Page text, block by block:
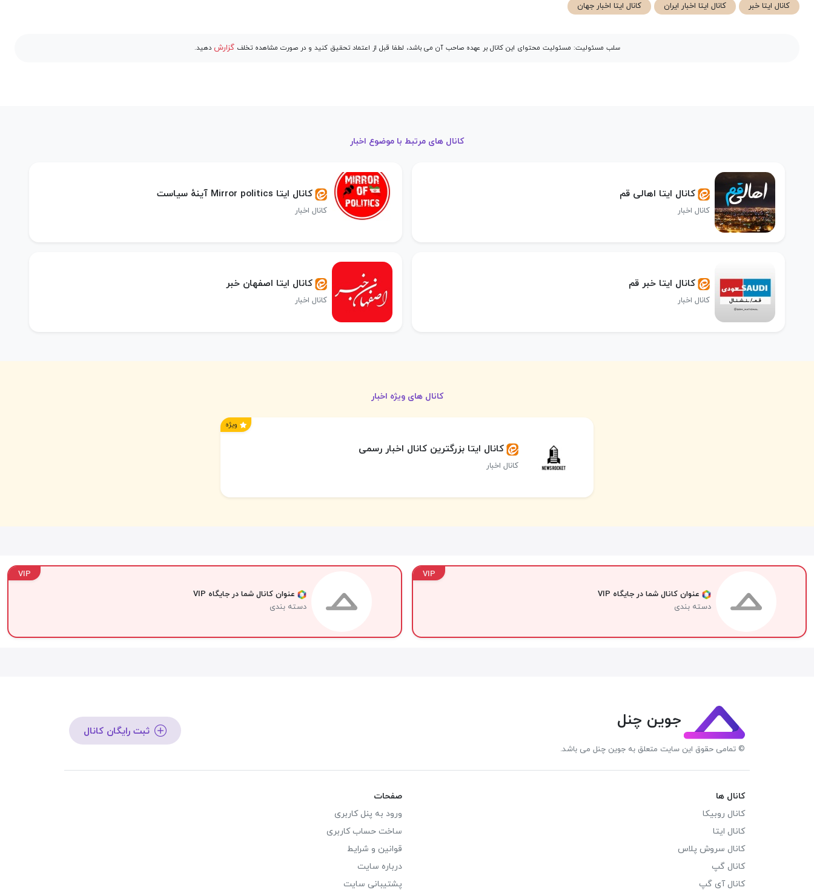
کانال ایتا خبر کانال ایتا اخبار ایران کانال ایتا اخبار جهان
سلب مسئولیت: مسئولیت محتوای این کانال بر عهده صاحب آن می باشد، لطفا قبل از اعتماد تحقیق کنید و در صورت مشاهده تخلفگزارش دهید.
کانال های مرتبط با موضوع اخبار
کانال ایتا اهالی قم
کانال اخبار
کانال ایتا Mirror politics آینهٔ سیاست
کانال اخبار
کانال ایتا خبر قم
کانال اخبار
کانال ایتا اصفهان خبر
کانال اخبار
کانال های ویژه اخبار
ویژه
کانال ایتا بزرگترین کانال اخبار رسمی
کانال اخبار
VIP
عنوان کانال شما در جایگاه VIP
دسته بندی
VIP
عنوان کانال شما در جایگاه VIP
دسته بندی
جوین چنل
© تمامی حقوق این سایت متعلق به جوین چنل می باشد.
ثبت رایگان کانال
کانال ها
کانال روبیکا
کانال ایتا
کانال سروش پلاس
کانال گپ
کانال آی گپ
صفحات
ورود به پنل کاربری
ساخت حساب کاربری
قوانین و شرایط
درباره سایت
پشتیبانی سایت